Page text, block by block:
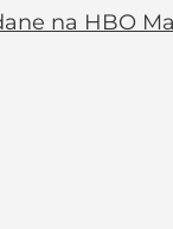
na HBO